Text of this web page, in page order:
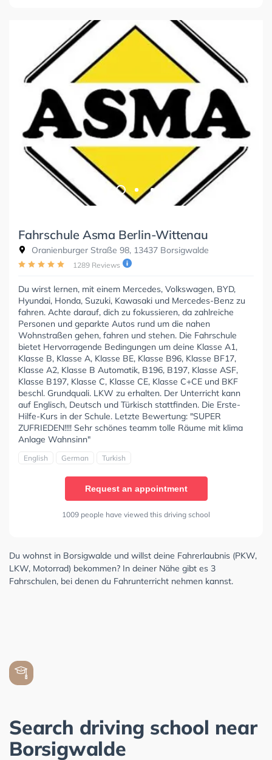
Fahrschule Asma Berlin-Wittenau
Oranienburger Straße 98, 13437 Borsigwalde
1289 Reviews
Du wirst lernen, mit einem Mercedes, Volkswagen, BYD,
Hyundai, Honda, Suzuki, Kawasaki und Mercedes-Benz zu
fahren. Achte darauf, dich zu fokussieren, da zahlreiche
Personen und geparkte Autos rund um die nahen
Wohnstraßen gehen, fahren und stehen. Die Fahrschule
bietet Hervorragende Bedingungen um deine Klasse A1,
Klasse B, Klasse A, Klasse BE, Klasse B96, Klasse BF17,
Klasse A2, Klasse B Automatik, B196, B197, Klasse ASF,
Klasse B197, Klasse C, Klasse CE, Klasse C+CE und BKF
beschl. Grundquali. LKW zu erhalten. Der Unterricht kann
auf Englisch, Deutsch und Türkisch stattfinden. Die Erste-
Hilfe-Kurs in der Schule. Letzte Bewertung: "SUPER
ZUFRIEDEN!!!! Sehr schönes teamm tolle Räume mit klima
Anlage Wahnsinn"
English German Turkish
Request an appointment
1009 people have viewed this driving school
Du wohnst in Borsigwalde und willst deine Fahrerlaubnis (PKW,
LKW, Motorrad) bekommen? In deiner Nähe gibt es 3
Fahrschulen, bei denen du Fahrunterricht nehmen kannst.
Search driving school near
Borsigwalde